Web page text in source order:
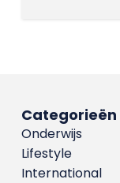
Categorieën
Onderwijs
Lifestyle
International